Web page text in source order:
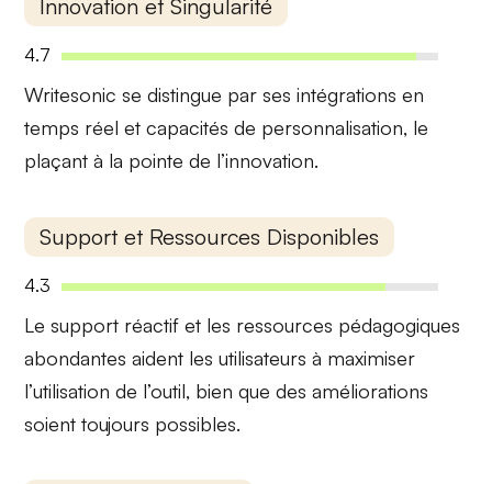
Innovation et Singularité
4.7
Writesonic se distingue par sesintégrations en
temps réel etcapacités de personnalisation, le
plaçant à la pointe de l’innovation.
Support et Ressources Disponibles
4.3
Lesupport réactif et les ressources pédagogiques
abondantes aident les utilisateurs à maximiser
l’utilisation de l’outil, bien que des améliorations
soient toujours possibles.